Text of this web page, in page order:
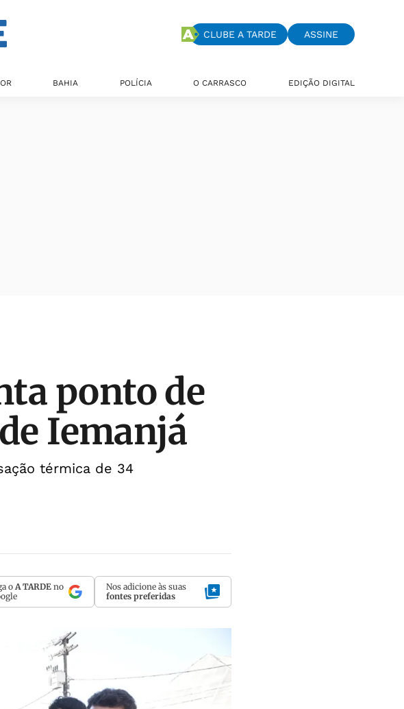
CLUBE A TARDE ASSINE
BAHIA POLÍCIA O CARRASCO EDIÇÃO DIGITAL
ponto de
Iemanjá
térmica de 34
oA TARDE no
Nos adicione às suas
fontes preferidas